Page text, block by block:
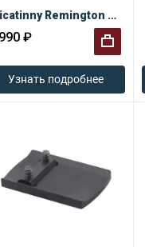
Picatinny Remington 700 Long
₽
Узнать подробнее